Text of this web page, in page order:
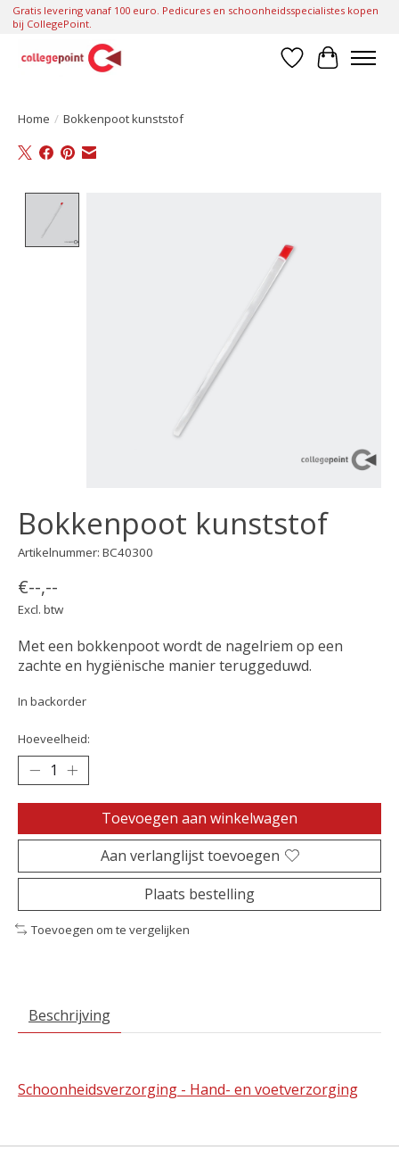
Gratis levering vanaf 100 euro. Pedicures en schoonheidsspecialistes kopen
bij CollegePoint.
Verlanglijst
Home / Bokkenpoot kunststof
Bokkenpoot kunststof
Artikelnummer: BC40300
€--,--
Excl. btw
Met een bokkenpoot wordt de nagelriem op een
zachte en hygiënische manier teruggeduwd.
In backorder
Hoeveelheid:
Toevoegen aan winkelwagen
Aan verlanglijst toevoegen
Plaats bestelling
Toevoegen om te vergelijken
Beschrijving
Schoonheidsverzorging - Hand- en voetverzorging